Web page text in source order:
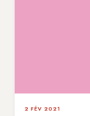
2 FÉV 2021